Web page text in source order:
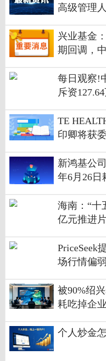
高级管理
兴业基金
期回调，
每日观察!
斥资
TE
印卿将获
新鸿基公
年6月26日
海南：“十
亿元推进
PriceSeek
场行情偏
被90%绍
耗吃掉企
个人炒金